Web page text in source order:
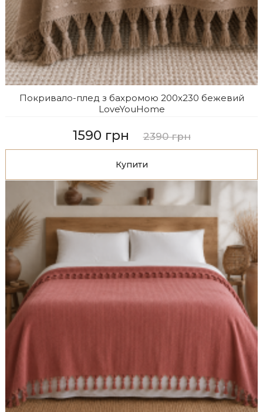
Покривало-плед з бахромою 200х230 бежевий
LoveYouHome
1590 грн 2390 грн
Купити